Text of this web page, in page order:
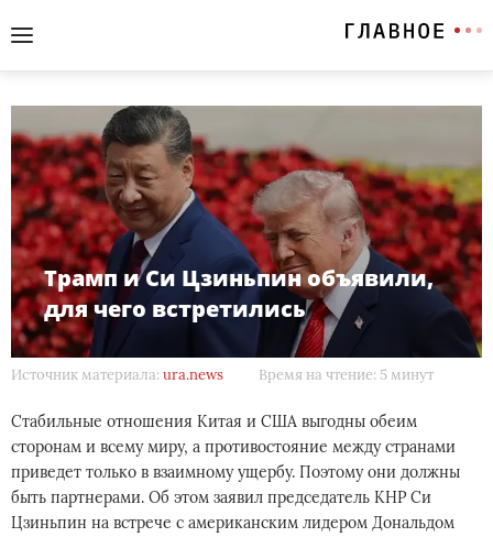
Трамп и Си Цзиньпин объявили,
для чего встретились
Источник материала: ura.news Время на чтение: 5 минут
Стабильные отношения Китая и США выгодны обеим
сторонам и всему миру, а противостояние между странами
приведет только в взаимному ущербу. Поэтому они должны
быть партнерами. Об этом заявил председатель КНР Си
Цзиньпин на встрече с американским лидером Дональдом